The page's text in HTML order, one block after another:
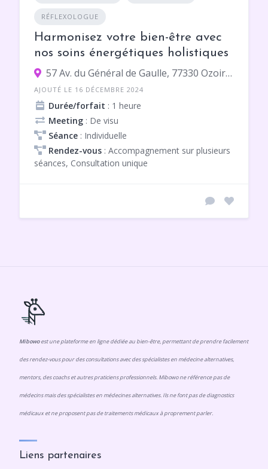
RÉFLEXOLOGUE
Harmonisez votre bien-être avec
nos soins énergétiques holistiques
57 Av. du Général de Gaulle, 77330 Ozoir-la-Ferrière
AJOUTÉ LE 16 DÉCEMBRE 2024
Durée/forfait : 1 heure
Meeting : De visu
Séance : Individuelle
Rendez-vous : Accompagnement sur plusieurs
séances, Consultation unique
Mibowoest une plateforme en ligne dédiée au bien-être, permettant de prendre facilement
des rendez-vous pour des consultations avec des spécialistes en médecine alternatives,
mentors, des coachs et autres praticiens professionnels. Mibowo ne référence pas de
médecins mais des spécialistes en médecines alternatives. Ils ne font pas de diagnostics
médicaux et ne proposent pas de traitements médicaux à proprement parler.
Liens partenaires